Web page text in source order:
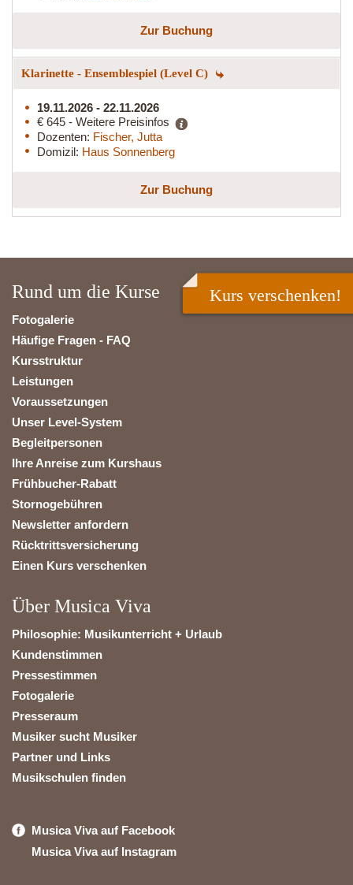
Zur Buchung
Klarinette - Ensemblespiel (Level C)
19.11.2026 - 22.11.2026
€ 645 - Weitere Preisinfos
Dozenten: Fischer, Jutta
Domizil: Haus Sonnenberg
Zur Buchung
Rund um die Kurse
Fotogalerie
Häufige Fragen - FAQ
Kursstruktur
Leistungen
Voraussetzungen
Unser Level-System
Begleitpersonen
Ihre Anreise zum Kurshaus
Frühbucher-Rabatt
Stornogebühren
Newsletter anfordern
Rücktrittsversicherung
Einen Kurs verschenken
Über Musica Viva
Philosophie: Musikunterricht + Urlaub
Kundenstimmen
Pressestimmen
Fotogalerie
Presseraum
Musiker sucht Musiker
Partner und Links
Musikschulen finden
Musica Viva auf Facebook
Musica Viva auf Instagram
Kurs verschenken!